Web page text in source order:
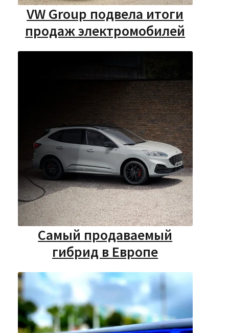
VW Group подвела итоги
продаж электромобилей
Самый продаваемый
гибрид в Европе